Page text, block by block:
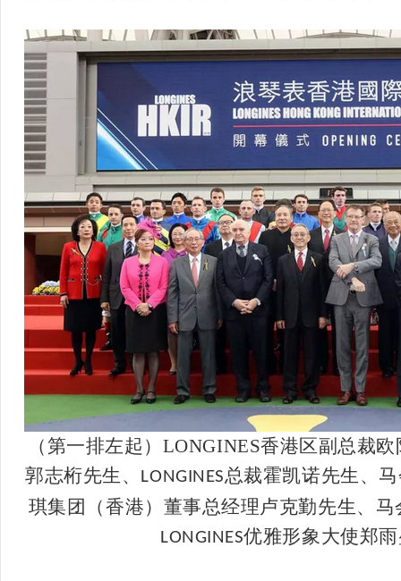
（第一排左起）LONGINES香港区副总裁
郭志桁先生、 LONGINES总裁霍凯诺先生、
琪集团（香港）董事总经理卢克勤先生、
LONGINES优雅形象大使郑